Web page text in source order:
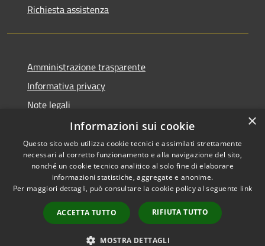
Richiesta assistenza
Amministrazione trasparente
Informativa privacy
Note legali
Dichiarazione di accessibilità
RSS
Accessibilità
Copyright © 2026 • Comune di
Erba • Powered by
Municipium•
Accesso
redazione
×
Informazioni sui cookie
Questo sito web utilizza cookie tecnici e assimilati strettamente
necessari al corretto funzionamento e alla navigazione del sito,
nonché un cookie tecnico analitico al solo fine di elaborare
informazioni statistiche, aggregate e anonime.
Per maggiori dettagli, può consultare la cookie policy al seguente link
ACCETTA TUTTO RIFIUTA TUTTO
MOSTRA DETTAGLI